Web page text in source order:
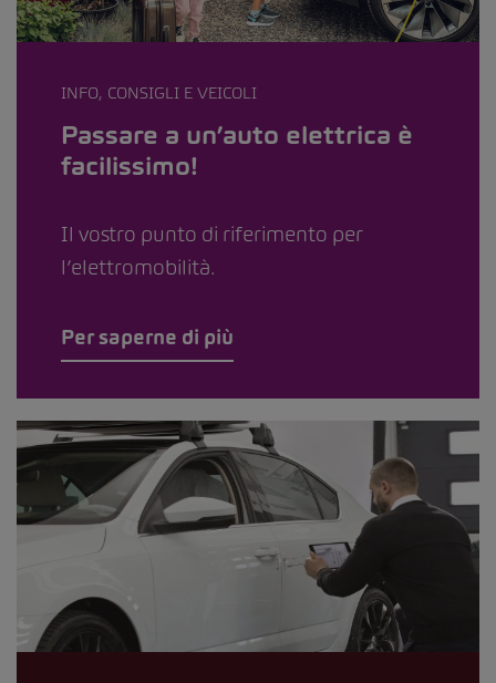
INFO, CONSIGLI E VEICOLI
Passare a un’auto elettrica è
facilissimo!
Il vostro punto di riferimento per
l’elettromobilità.
Per saperne di più